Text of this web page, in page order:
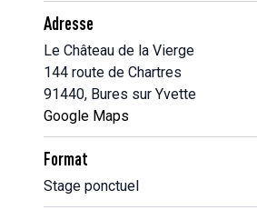
Adresse
Le Château de la Vierge
144 route de Chartres
91440, Bures sur Yvette
Google Maps
Format
Stage ponctuel